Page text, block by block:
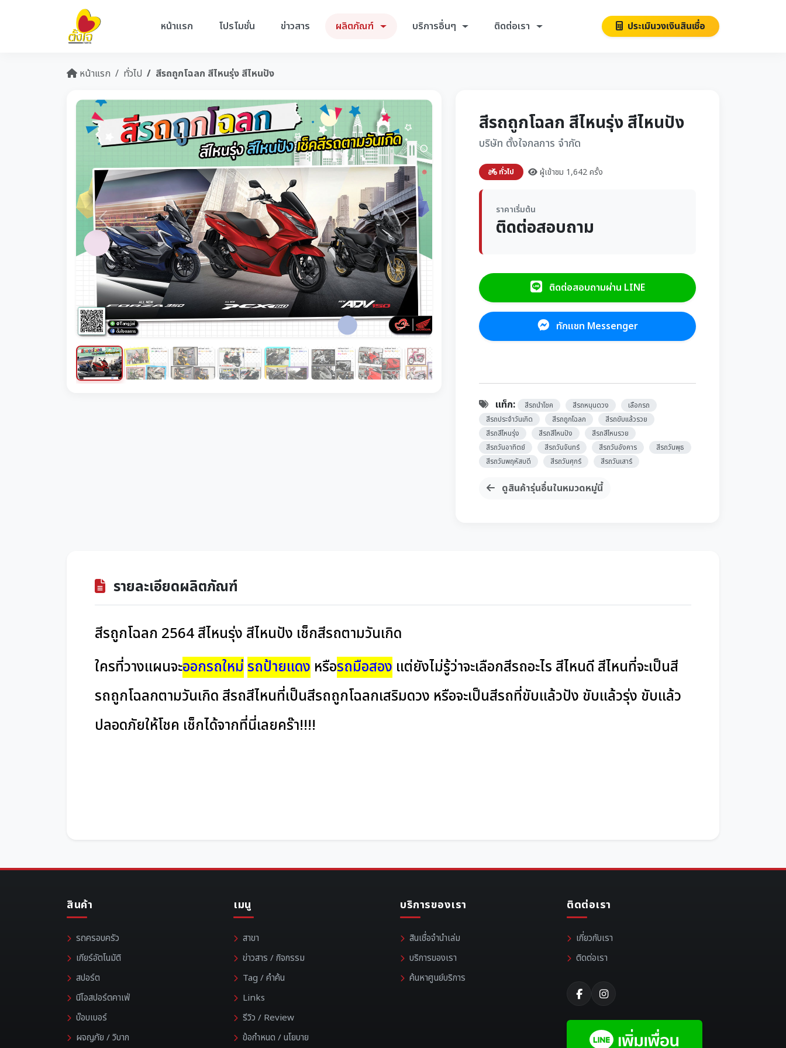
หน้าแรก โปรโมชั่น ข่าวสาร ผลิตภัณฑ์ บริการอื่นๆ ติดต่อเรา ประเมินวงเงินสินเชื่อ
หน้าแรก ทั่วไป สีรถถูกโฉลก สีไหนรุ่ง สีไหนปัง
Previous Next
สีรถถูกโฉลก สีไหนรุ่ง สีไหนปัง
บริษัท ตั้งใจกลการ จำกัด
ทั่วไป ผู้เข้าชม 1,642 ครั้ง
ราคาเริ่มต้น
ติดต่อสอบถาม
ติดต่อสอบถามผ่าน LINE
ทักแชท Messenger
แท็ก: สีรถนำโชค สีรถหนุนดวง
เลือกรถ
สีรถประจำวันเกิด
สีรถถูกโฉลก
สีรถขับแล้วรวย
สีรถสีไหนรุ่ง
สีรถสีไหนปัง
สีรถสีไหนรวย
สีรถวันอาทิตย์
สีรถวันจันทร์ สีรถวันอังคาร
สีรถวันพุธ
สีรถวันพฤหัสบดี
สีรถวันศุกร์ สีรถวันเสาร์
ดูสินค้ารุ่นอื่นในหมวดหมู่นี้
รายละเอียดผลิตภัณฑ์
สีรถูกโฉลก 2564 สีไหนรุ่ง สีไหนปัง เช็กสีรถตามวันเกิด
ใครที่วางแผนจะออกรถใหม่ รถป้ายแดง หรือรถมือสอง แต่ยังไม่รู้ว่าจะเลือกสีรถอะไร สีไหนดี สีไหนที่จะเป็นสี
รถถูกโฉลกตามวันเกิด สีรถสีไหนที่เป็นสีรถถูกโฉลกเสริมดวง หรือจะเป็นสีรถที่ขับแล้วปัง ขับแล้วรุ่ง ขับแล้ว
ปลอดภัยให้โชค เช็กได้จากที่นี่เลยคร๊า!!!!
สินค้า
รถครอบครัว
เกียร์อัตโนมัติ
สปอร์ต
นีโอสปอร์ตคาเฟ่
บ๊อบเบอร์
ผจญภัย / วิบาก
เมนู
สาขา
ข่าวสาร / กิจกรรม
Tag / คำค้น
Links
รีวิว / Review
ข้อกำหนด / นโยบาย
บริการของเรา
สินเชื่อจำนำเล่ม
บริการของเรา
ค้นหาศูนย์บริการ
ติดต่อเรา
เกี่ยวกับเรา
ติดต่อเรา